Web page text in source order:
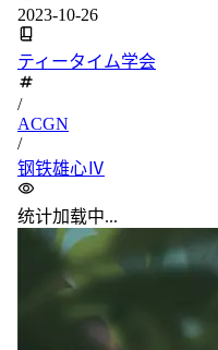
2023-10-26
ティータイム学会
/
ACGN
/
钢铁雄心Ⅳ
统计加载中...